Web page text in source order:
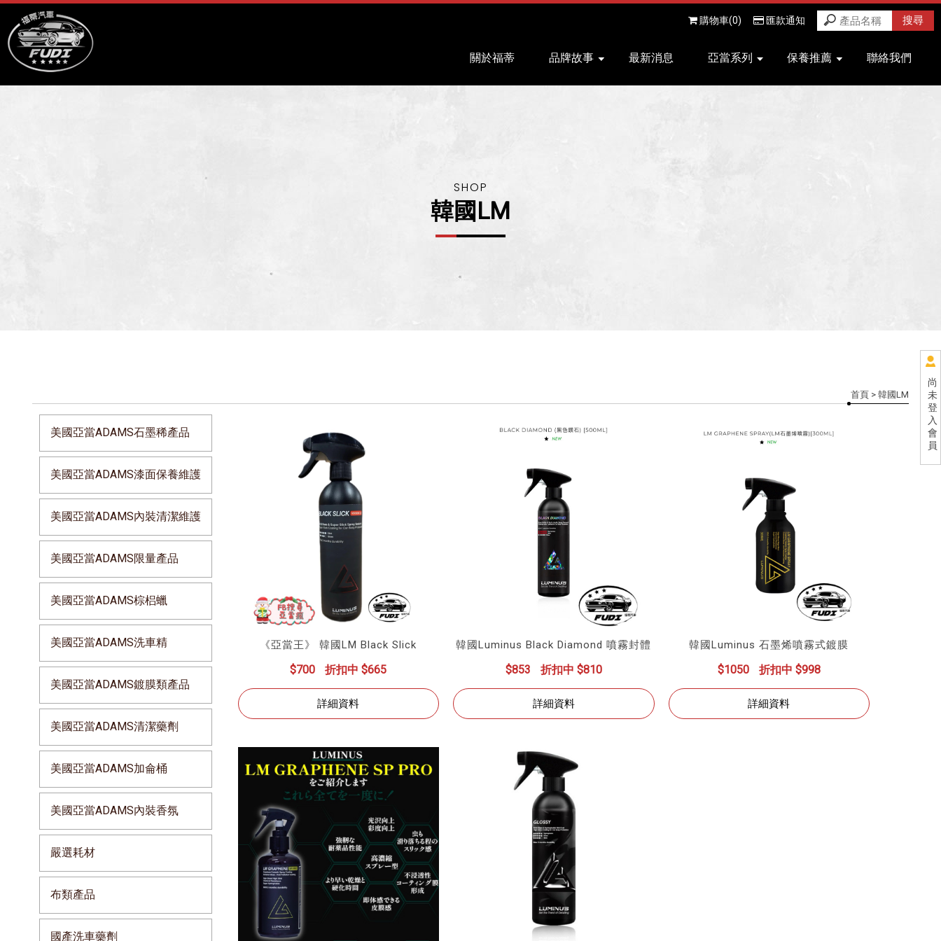
尚
未
登
入
會
員
關於福蒂 品牌故事 最新消息 亞當系列 保養推薦 聯絡我們
購物車(0) 匯款通知
韓國LM
首頁> 韓國LM
美國亞當ADAMS石墨稀產品
美國亞當ADAMS漆面保養維護
美國亞當ADAMS內裝清潔維護
美國亞當ADAMS限量產品
美國亞當ADAMS棕梠蠟
美國亞當ADAMS洗車精
美國亞當ADAMS鍍膜類產品
美國亞當ADAMS清潔藥劑
美國亞當ADAMS加侖桶
美國亞當ADAMS內裝香氛
嚴選耗材
布類產品
國產洗車藥劑
《亞當王》 韓國LM Black Slick
$700 折扣中 $665
詳細資料
韓國Luminus Black Diamond 噴霧封體
$853 折扣中 $810
詳細資料
韓國Luminus 石墨烯噴霧式鍍膜
$1050 折扣中 $998
詳細資料